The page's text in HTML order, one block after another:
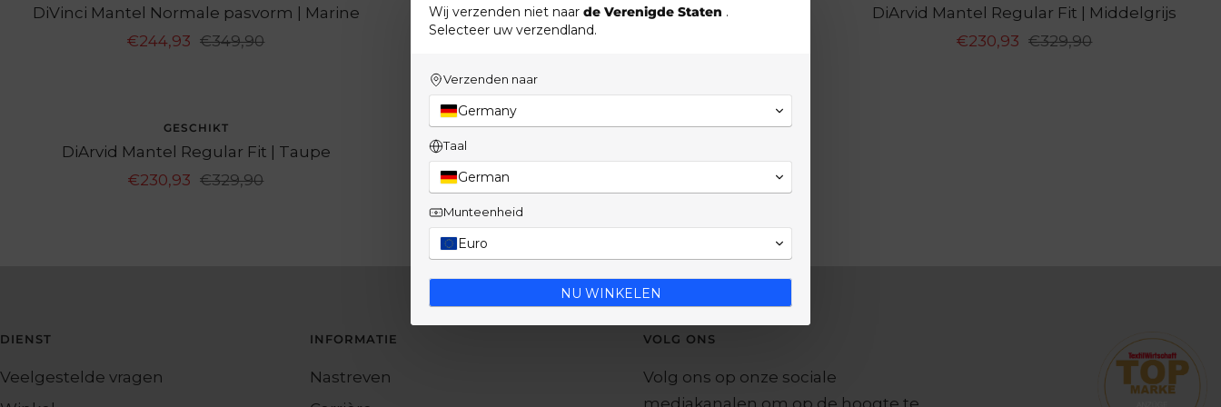
DiVinci Mantel Normale pasvorm | Marine
Aanbiedingsprijs
€244,93 Normale
€349,90
DiArvid Mantel Regular Fit | Zwart
Aanbiedingsprijs
DiArvid Mantel Regular Fit | Middelgrijs
Aanbiedingsprijs
€230,93 Normale
€329,90
GESCHIKT
DiArvid Mantel Regular Fit | Taupe
Aanbiedingsprijs
€230,93 Normale
€329,90
DIENST
Veelgestelde vragen
INFORMATIE
Nastreven
VOLG ONS
Volg ons op onze sociale
mediakanalen om op de hoogte te
Wij verzenden niet naar de Verenigde Staten .
Selecteer uw verzendland.
Verzenden naar
Germany
Taal
German
Munteenheid
Euro
NU WINKELEN